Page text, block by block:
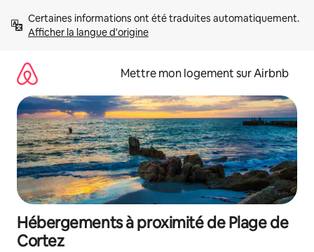
directement
Afficher la langue d'origine
Mettre mon logement sur Airbnb
Hébergements à proximité de Plage de
Cortez